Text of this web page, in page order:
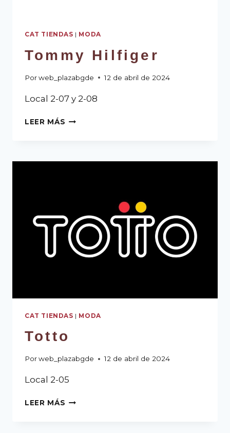
CAT TIENDAS | MODA
Tommy Hilfiger
Porweb_plazabgde 12 de abril de 2024
Local 2-07 y 2-08
LEER MÁS
CAT TIENDAS | MODA
Totto
Porweb_plazabgde 12 de abril de 2024
Local 2-05
LEER MÁS